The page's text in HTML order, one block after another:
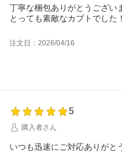
丁寧な梱包ありがとうござい
とっても素敵なカブトでした！
注文日：2026/04/16
5
購入者さん
いつも迅速にご対応ありがと